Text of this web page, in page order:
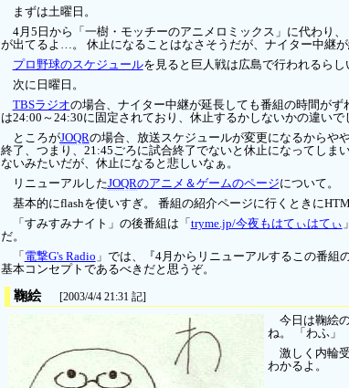
まずは土曜日。
4月5日から「一樹・モッチーのアニメロミックス」に代わり、
が出てるよ…。 休止になることはなさそうだが、ナイター中継
プロ野球のスケジュールを見ると巨人戦は広島で行われるらし
次に日曜日。
TBSラジオの場合、ナイター中継が延長しても番組の時間が
は24:00～24:30に固定されており、休止するかしないかの違いで
ところがJOQRの場合、放送スケジュールが変更になるからや
終了、つまり、21:45ごろに試合終了でないと休止になってしま
ないみたいだが、休止になると悲しいなぁ。
リニューアルしたJOQRのアニメ＆ゲームのページについて。
基本的にflashを使いすぎ。 番組の紹介ページに行くときに
「すみすみナイト」の後番組は「 tryme.jp/今夜もはてぃはてぃ
だ。
「 電撃G's Radio 」では、『4月からリニューアルするこの番
基本コンセプトであるべきだと思うぞ。
鞠絵
[2003/4/4 21:31 記]
今日は鞠絵
ね。 「わふ」
激しく内輪
わかるよ。